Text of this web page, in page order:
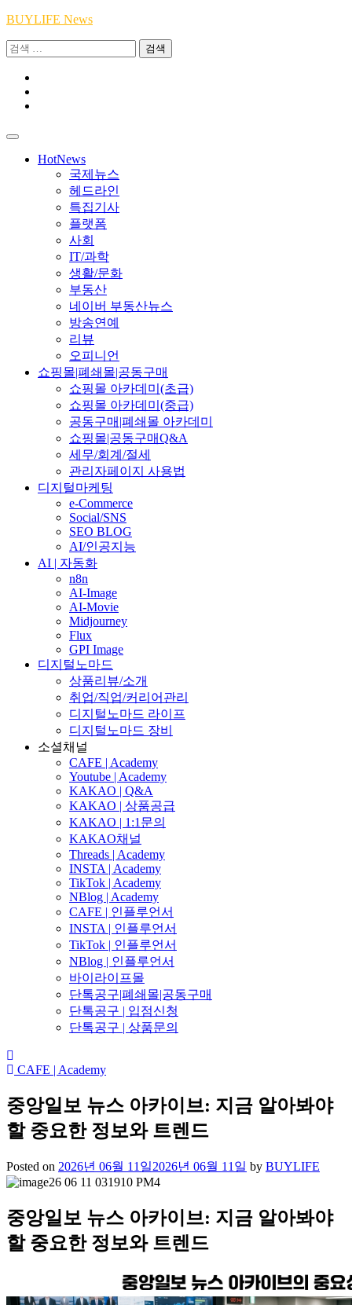
Skip
content
BUYLIFE News
검
HotNews
국제뉴스
헤드라인
특집기사
플랫폼
사회
IT/과학
생활/문화
부동산
네이버 부동산뉴스
방송연예
리뷰
오피니언
쇼핑몰|폐쇄몰|공동구매
쇼핑몰 아카데미(초급)
쇼핑몰 아카데미(중급)
공동구매|폐쇄몰 아카데미
쇼핑몰|공동구매Q&A
세무/회계/절세
관리자페이지 사용법
디지털마케팅
e-Commerce
Social/SNS
SEO BLOG
AI/인공지능
AI | 자동화
n8n
AI-Image
AI-Movie
Midjourney
Flux
GPI Image
디지털노마드
상품리뷰/소개
취업/직업/커리어관리
디지털노마드 라이프
디지털노마드 장비
소셜채널
CAFE | Academy
Youtube | Academy
KAKAO | Q&A
KAKAO | 상품공급
KAKAO | 1:1문의
KAKAO채널
Threads | Academy
INSTA | Academy
TikTok | Academy
NBlog | Academy
CAFE | 인플루언서
INSTA | 인플루언서
TikTok | 인플루언서
NBlog | 인플루언서
바이라이프몰
단톡공구|폐쇄몰|공동구매
단톡공구 | 입점신청
단톡공구 | 상품문의
CAFE | Academy
중앙일보 뉴스 아카이브: 지금 알아봐야
할 중요한 정보와 트렌드
Posted on 2026년 06월 11일2026년 06월 11일 by BUYLIFE
중앙일보 뉴스 아카이브: 지금 알아봐야
할 중요한 정보와 트렌드